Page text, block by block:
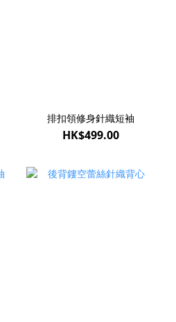
排扣領修身針織短袖
HK$499.00